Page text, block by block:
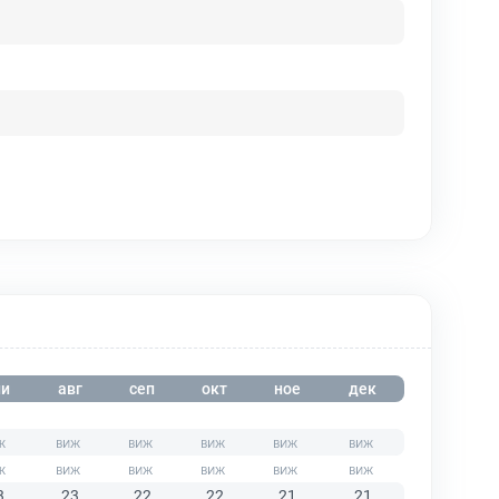
авг сеп окт ное дек